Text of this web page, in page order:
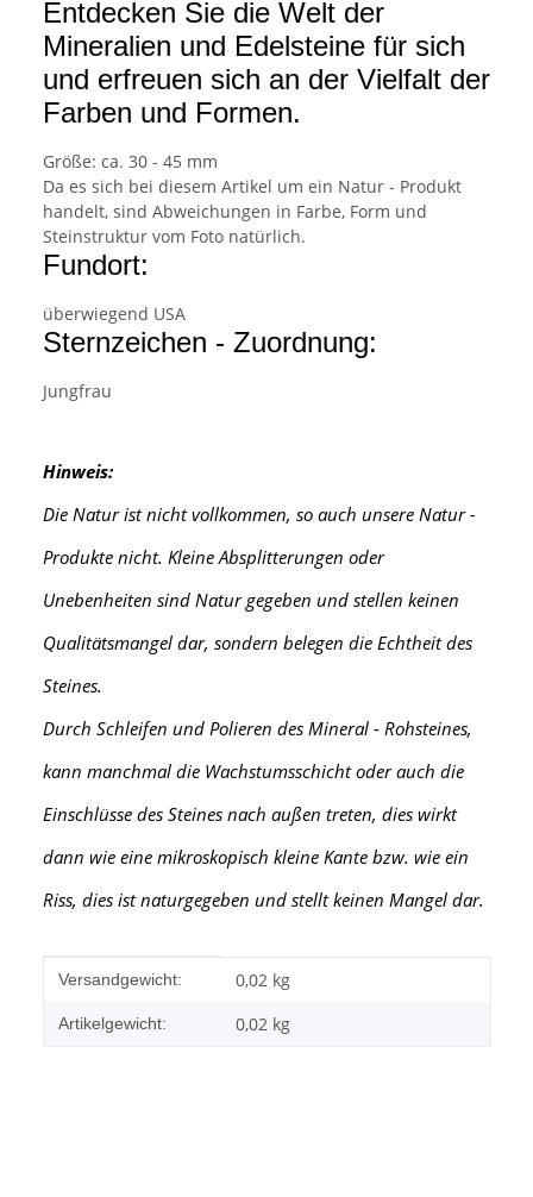
Entdecken Sie die Welt der
Mineralien und Edelsteine für sich
und erfreuen sich an der Vielfalt der
Farben und Formen.
Größe: ca. 30 - 45 mm
Da es sich bei diesem Artikel um ein Natur - Produkt
handelt, sind Abweichungen in Farbe, Form und
Steinstruktur vom Foto natürlich.
Fundort:
überwiegend USA
Sternzeichen - Zuordnung:
Jungfrau
Hinweis:
Die Natur ist nicht vollkommen, so auch unsere Natur -
Produkte nicht. Kleine Absplitterungen oder
Unebenheiten sind Natur gegeben und stellen keinen
Qualitätsmangel dar, sondern belegen die Echtheit des
Steines.
Durch Schleifen und Polieren des Mineral - Rohsteines,
kann manchmal die Wachstumsschicht oder auch die
Einschlüsse des Steines nach außen treten, dies wirkt
dann wie eine mikroskopisch kleine Kante bzw. wie ein
Riss, dies ist naturgegeben und stellt keinen Mangel dar.
Produkteigenschaft
Wert
Versandgewicht: 0,02 kg
Artikelgewicht: 0,02 kg